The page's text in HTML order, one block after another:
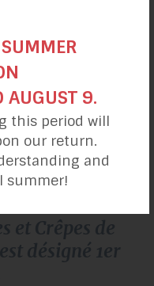
aliments/banane
Catégories
Alimentation et santé
et Crêpes de
désigné 1er
AUGUST 9.
this period will
our return.
and
summer!